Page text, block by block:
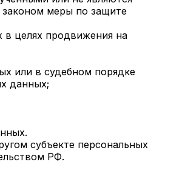
меры по защите
в целях продвижения на
или в судебном порядке
данных;
субъекте персональных
РФ.